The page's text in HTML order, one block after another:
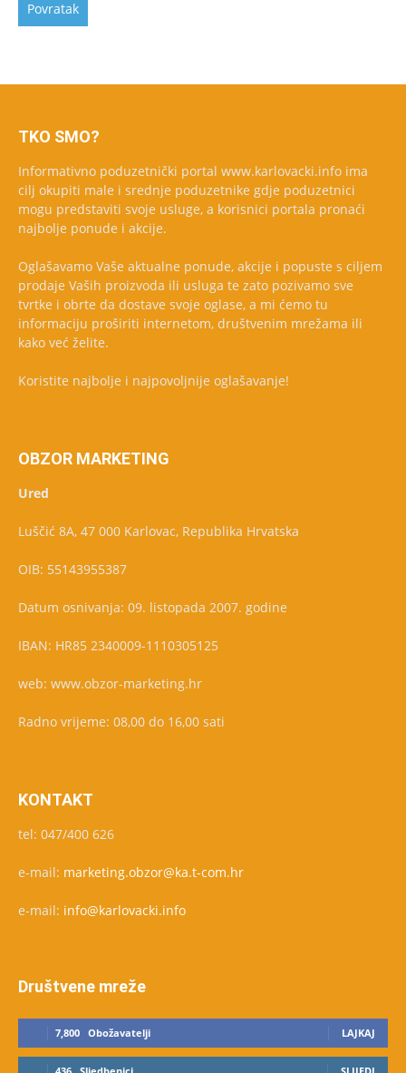
TKO SMO?
Informativno poduzetnički portal www.karlovacki.info ima
cilj okupiti male i srednje poduzetnike gdje poduzetnici
mogu predstaviti svoje usluge, a korisnici portala pronaći
najbolje ponude i akcije.
Oglašavamo Vaše aktualne ponude, akcije i popuste s ciljem
prodaje Vaših proizvoda ili usluga te zato pozivamo sve
tvrtke i obrte da dostave svoje oglase, a mi ćemo tu
informaciju proširiti internetom, društvenim mrežama ili
kako već želite.
Koristite najbolje i najpovoljnije oglašavanje!
OBZOR MARKETING
Ured
Luščić 8A, 47 000 Karlovac, Republika Hrvatska
OIB: 55143955387
Datum osnivanja: 09. listopada 2007. godine
IBAN: HR85 2340009-1110305125
web: www.obzor-marketing.hr
Radno vrijeme: 08,00 do 16,00 sati
KONTAKT
tel: 047/400 626
e-mail: marketing.obzor@ka.t-com.hr
e-mail: info@karlovacki.info
Društvene mreže
7,800 Obožavatelji LAJKAJ